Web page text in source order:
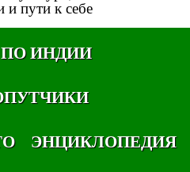
и пути к себе
ИНДИИ
ЭНЦИКЛОПЕДИЯ